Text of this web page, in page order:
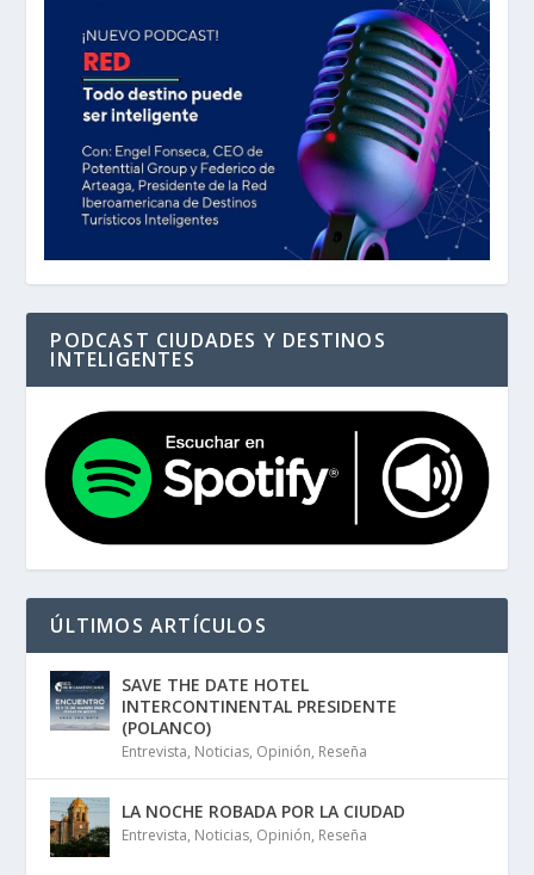
PODCAST CIUDADES Y DESTINOS
INTELIGENTES
ÚLTIMOS ARTÍCULOS
SAVE THE DATE HOTEL
INTERCONTINENTAL PRESIDENTE
(POLANCO)
Entrevista, Noticias, Opinión, Reseña
LA NOCHE ROBADA POR LA CIUDAD
Entrevista, Noticias, Opinión, Reseña